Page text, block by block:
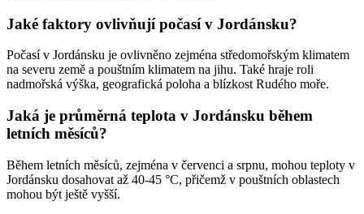
Jaké faktory ovlivňují počasí v Jordánsku?
Počasí v Jordánsku je ovlivněno zejména středomořským klimatem
na severu země a pouštním klimatem na jihu. Také hraje roli
nadmořská výška, geografická poloha a blízkost Rudého moře.
Jaká je průměrná teplota v Jordánsku během
letních měsíců?
Během letních měsíců, zejména v červenci a srpnu, mohou teploty v
Jordánsku dosahovat až 40-45 °C, přičemž v pouštních oblastech
mohou být ještě vyšší.